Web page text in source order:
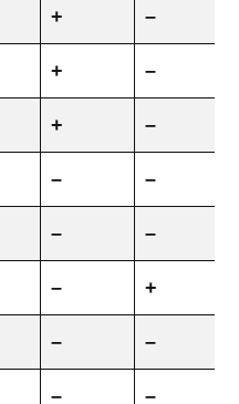
+ –
+ –
+ –
– –
– –
– +
– –
– –